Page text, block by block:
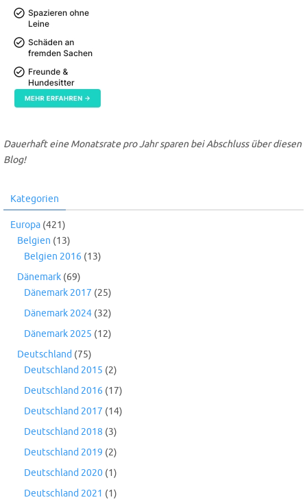
Dauerhaft eine Monatsrate pro Jahr sparen bei Abschluss über diesen
Blog!
Kategorien
Europa (421)
Belgien (13)
Belgien 2016 (13)
Dänemark (69)
Dänemark 2017 (25)
Dänemark 2024 (32)
Dänemark 2025 (12)
Deutschland (75)
Deutschland 2015 (2)
Deutschland 2016 (17)
Deutschland 2017 (14)
Deutschland 2018 (3)
Deutschland 2019 (2)
Deutschland 2020 (1)
Deutschland 2021 (1)